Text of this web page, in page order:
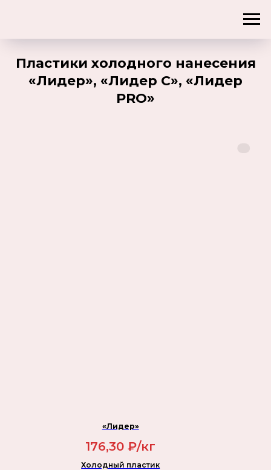
Пластики холодного нанесения
«Лидер», «Лидер С», «Лидер
PRO»
«Лидер»
176,30 ₽/кг
Холодный пластик